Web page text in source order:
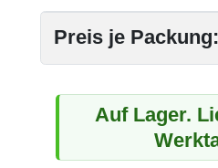
Preis je Packung:
Auf Lager.